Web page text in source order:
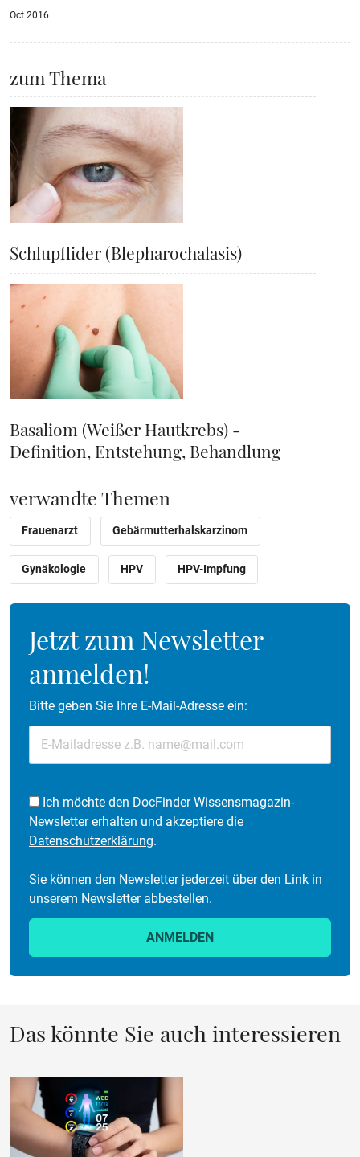
Oct 2016
zum Thema
Schlupflider (Blepharochalasis)
Basaliom (Weißer Hautkrebs) -
Definition, Entstehung, Behandlung
verwandte Themen
Frauenarzt Gebärmutterhalskarzinom
Gynäkologie HPV HPV-Impfung
Jetzt zum Newsletter
anmelden!
Bitte geben Sie Ihre E-Mail-Adresse ein:
Ich möchte den DocFinder Wissensmagazin-
Newsletter erhalten und akzeptiere die
Datenschutzerklärung.
Sie können den Newsletter jederzeit über den Link in
unserem Newsletter abbestellen.
ANMELDEN
Das könnte Sie auch interessieren